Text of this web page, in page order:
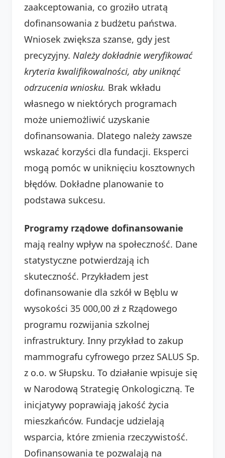
zaakceptowania, co groziło utratą
dofinansowania z budżetu państwa.
Wniosek zwiększa szanse, gdy jest
precyzyjny. Należy dokładnie weryfikować
kryteria kwalifikowalności, aby uniknąć
odrzucenia wniosku. Brak wkładu
własnego w niektórych programach
może uniemożliwić uzyskanie
dofinansowania. Dlatego należy zawsze
wskazać korzyści dla fundacji. Eksperci
mogą pomóc w uniknięciu kosztownych
błędów. Dokładne planowanie to
podstawa sukcesu.
Programy rządowe dofinansowanie
mają realny wpływ na społeczność. Dane
statystyczne potwierdzają ich
skuteczność. Przykładem jest
dofinansowanie dla szkół w Bęblu w
wysokości 35 000,00 zł z Rządowego
programu rozwijania szkolnej
infrastruktury. Inny przykład to zakup
mammografu cyfrowego przez SALUS Sp.
z o.o. w Słupsku. To działanie wpisuje się
w Narodową Strategię Onkologiczną. Te
inicjatywy poprawiają jakość życia
mieszkańców. Fundacje udzielają
wsparcia, które zmienia rzeczywistość.
Dofinansowania te pozwalają na